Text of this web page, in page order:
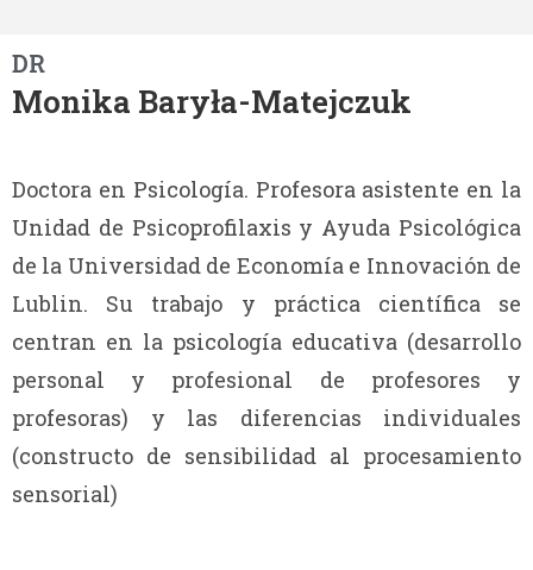
DR
Monika Baryła-Matejczuk
Doctora en Psicología. Profesora asistente en la
Unidad de Psicoprofilaxis y Ayuda Psicológica
de la Universidad de Economía e Innovación de
Lublin. Su trabajo y práctica científica se
centran en la psicología educativa (desarrollo
personal y profesional de profesores y
profesoras) y las diferencias individuales
(constructo de sensibilidad al procesamiento
sensorial)